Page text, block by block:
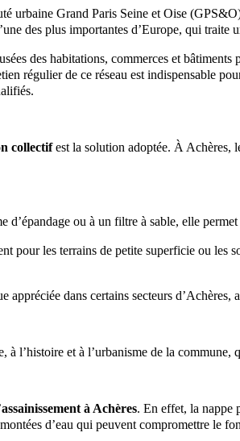
urbaine Grand Paris Seine et Oise
des plus importantes d’Europe, qui traite
des habitations, commerces et
régulier de ce réseau est indispensable
collectifest la solution adoptée. À Achères,
d’épandage ou à un filtre à sable, elle
pour les terrains de petite superficie ou les
dans certains secteurs
à l’histoire et à l’urbanisme de la commune,
assainissement à Achères. En effet, la nappe
d’eau qui peuvent compromettre le